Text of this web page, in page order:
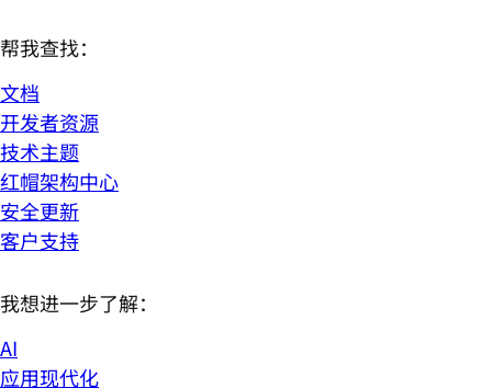
帮我查找：
文档
开发者资源
技术主题
红帽架构中心
安全更新
客户支持
我想进一步了解：
AI
应用现代化